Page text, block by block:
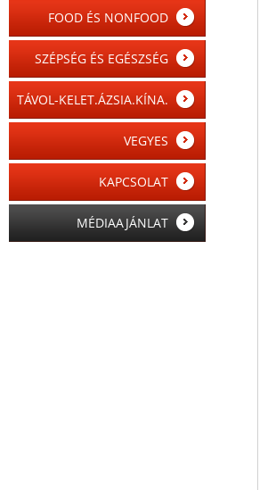
FOOD ÉS NONFOOD
SZÉPSÉG ÉS EGÉSZSÉG
TÁVOL-KELET.ÁZSIA.KÍNA.
VEGYES
KAPCSOLAT
MÉDIAAJÁNLAT